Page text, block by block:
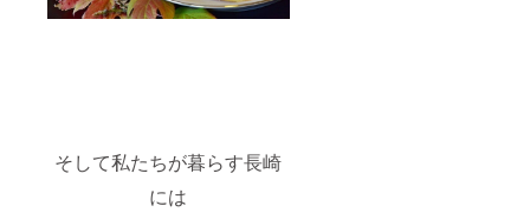
そして私たちが暮らす長崎
には